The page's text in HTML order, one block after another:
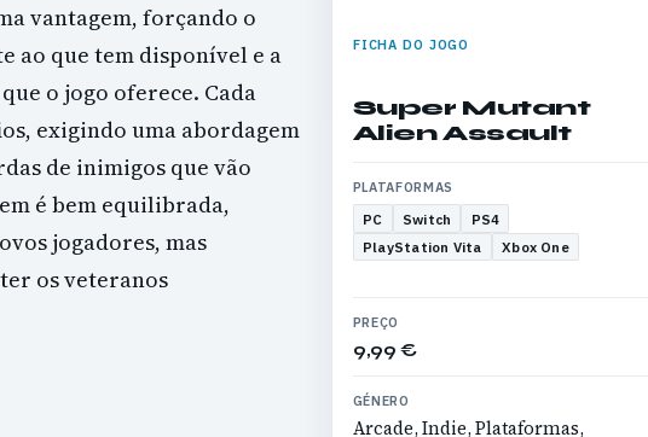
FICHA DO JOGO
Super Mutant
Alien Assault
PLATAFORMAS
PC Switch
PS4
PlayStation Vita
Xbox One
PREÇO
9,99 €
GÉNERO
Arcade, Indie, Plataformas,
vantagem, forçando o
ao que tem disponível e a
o jogo oferece. Cada
exigindo uma abordagem
de inimigos que vão
é bem equilibrada,
jogadores, mas
os veteranos